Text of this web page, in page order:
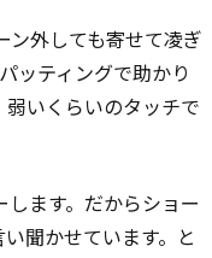
ン外しても寄せて凌ぎ
ッティングで助かり
いくらいのタッチで
ます。だからショー
聞かせています。 と